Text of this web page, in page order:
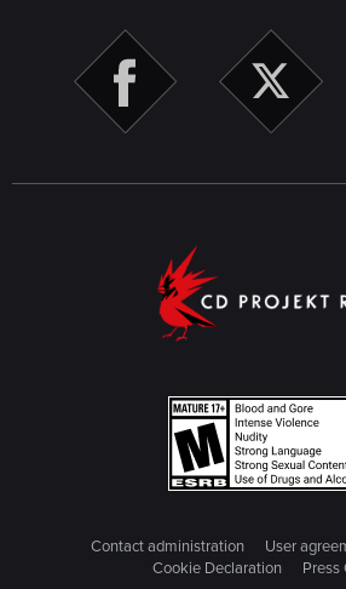
Contact administration User
Cookie Declaration
Press